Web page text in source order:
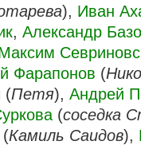
), Иван
, Александр
Фарапонов (
(Петя), Андрей
(соседка
(Камиль Саидов),